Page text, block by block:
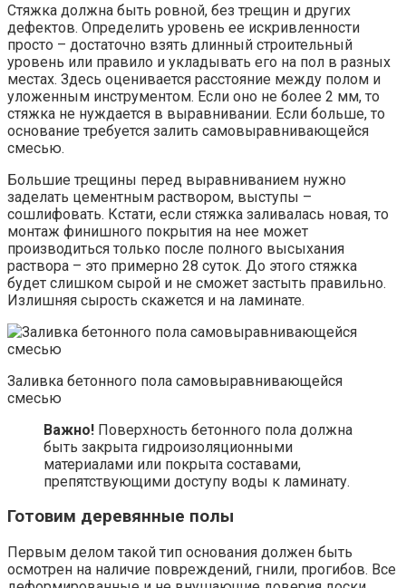
Стяжка должна быть ровной, без трещин и других
дефектов. Определить уровень ее искривленности
просто – достаточно взять длинный строительный
уровень или правило и укладывать его на пол в разных
местах. Здесь оценивается расстояние между полом и
уложенным инструментом. Если оно не более 2 мм, то
стяжка не нуждается в выравнивании. Если больше, то
основание требуется залить самовыравнивающейся
смесью.
Большие трещины перед выравниванием нужно
заделать цементным раствором, выступы –
сошлифовать. Кстати, если стяжка заливалась новая, то
монтаж финишного покрытия на нее может
производиться только после полного высыхания
раствора – это примерно 28 суток. До этого стяжка
будет слишком сырой и не сможет застыть правильно.
Излишняя сырость скажется и на ламинате.
Заливка бетонного пола самовыравнивающейся
смесью
Важно! Поверхность бетонного пола должна
быть закрыта гидроизоляционными
материалами или покрыта составами,
препятствующими доступу воды к ламинату.
Готовим деревянные полы
Первым делом такой тип основания должен быть
осмотрен на наличие повреждений, гнили, прогибов. Все